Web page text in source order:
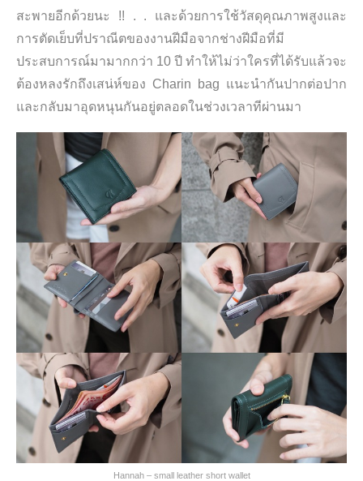
สะพายอีกด้วยนะ !! . . และด้วยการใช้วัสดุคุณภาพสูงและ
การตัดเย็บที่ปราณีตของงานฝีมือจากช่างฝีมือที่มี
ประสบการณ์มามากกว่า 10 ปี ทำให้ไม่ว่าใครที่ได้รับแล้วจะ
ต้องหลงรักถึงเสน่ห์ของ Charin bag แนะนำกันปากต่อปาก
และกลับมาอุดหนุนกันอยู่ตลอดในช่วงเวลาทีผ่านมา
Hannah – small leather short wallet